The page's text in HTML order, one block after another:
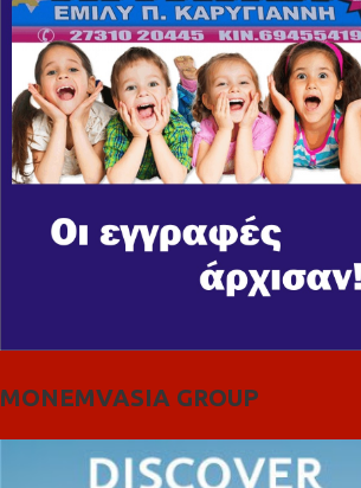
MONEMVASIA GROUP